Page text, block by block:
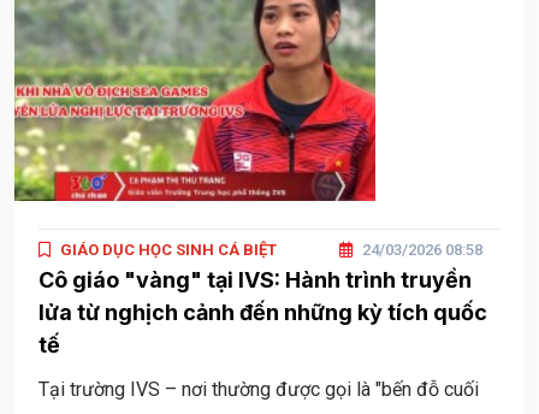
GIÁO DỤC HỌC SINH CÁ BIỆT 24/03/2026 08:58
Cô giáo "vàng" tại IVS: Hành trình truyền
lửa từ nghịch cảnh đến những kỳ tích quốc
tế
Tại trường IVS – nơi thường được gọi là "bến đỗ cuối